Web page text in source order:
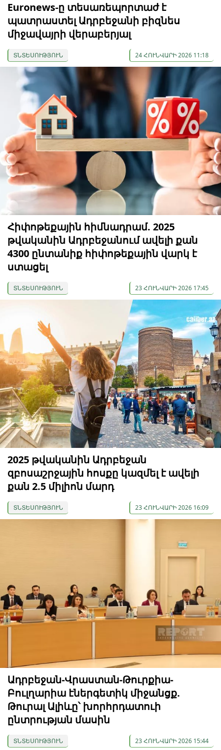
Euronews-ը տեսառեպորտաժ է
պատրաստել Ադրբեջանի բիզնես
միջավայրի վերաբերյալ
ՏՆՏԵՍՈՒԹՅՈՒՆ 24 ՀՈՒՆՎԱՐԻ 2026 11:18
Հիփոթեքային հիմնադրամ. 2025
թվականին Ադրբեջանում ավելի քան
4300 ընտանիք հիփոթեքային վարկ է
ստացել
ՏՆՏԵՍՈՒԹՅՈՒՆ 23 ՀՈՒՆՎԱՐԻ 2026 17:45
2025 թվականին Ադրբեջան
զբոսաշրջային հոսքը կազմել է ավելի
քան 2.5 միլիոն մարդ
ՏՆՏԵՍՈՒԹՅՈՒՆ 23 ՀՈՒՆՎԱՐԻ 2026 16:09
Ադրբեջան-Վրաստան-Թուրքիա-
Բուլղարիա էներգետիկ միջանցք.
Թուրալ Ալիևը՝ խորհրդատուի
ընտրության մասին
ՏՆՏԵՍՈՒԹՅՈՒՆ 23 ՀՈՒՆՎԱՐԻ 2026 15:44